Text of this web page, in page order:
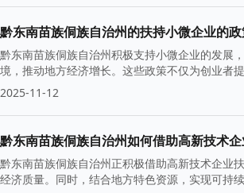
黔东南苗族侗族自治州的扶持小微企业的
黔东南苗族侗族自治州积极支持小微企业的发展
境，推动地方经济增长。这些政策不仅为创业者
2025-11-12
黔东南苗族侗族自治州如何借助高新技术
黔东南苗族侗族自治州正积极借助高新技术企业
经济质量。同时，结合地方特色资源，实现可持